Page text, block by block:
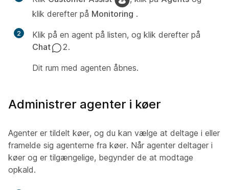
klik derefter på Monitoring .
2
Klik på en agent på listen, og klik derefter på
Chat
2.
Dit rum med agenten åbnes.
Administrer agenter i køer
Agenter er tildelt køer, og du kan vælge at deltage i eller
framelde sig agenterne fra køer. Når agenter deltager i
køer og er tilgængelige, begynder de at modtage
opkald.